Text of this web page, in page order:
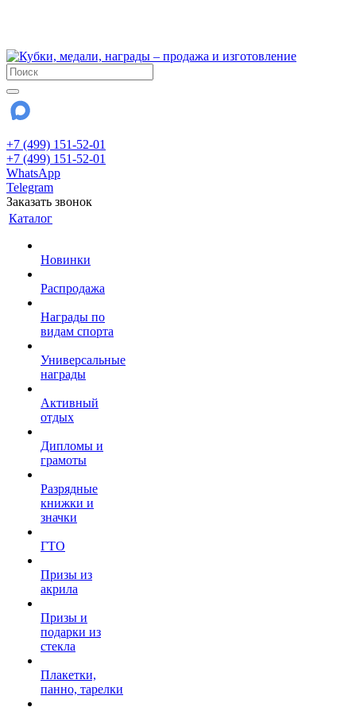
+7 (499) 151-52-01
+7 (499) 151-52-01
WhatsApp
Telegram
Заказать звонок
Каталог
Новинки
Распродажа
Награды по
видам спорта
Универсальные
награды
Активный
отдых
Дипломы и
грамоты
Разрядные
книжки и
значки
ГТО
Призы из
акрила
Призы и
подарки из
стекла
Плакетки,
панно, тарелки